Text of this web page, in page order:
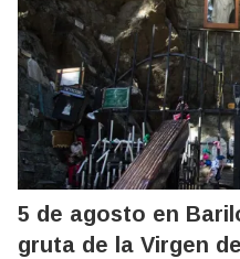
5 de agosto en
gruta de la Virgen